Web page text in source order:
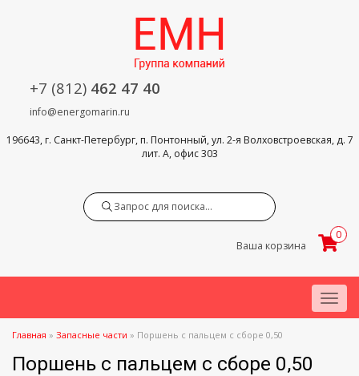
+7 (812) 462 47 40
info@energomarin.ru
196643, г. Санкт-Петербург, п. Понтонный, ул. 2-я Волховстроевская, д. 7
лит. А, офис 303
Ваша корзина
0
Menu
Главная » Запасные части » Поршень с пальцем с сборе 0,50
Поршень с пальцем с сборе 0,50